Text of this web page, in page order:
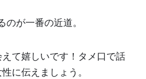
が一番の近道。
えて嬉しいです！タメ口で話
に伝えましょう。